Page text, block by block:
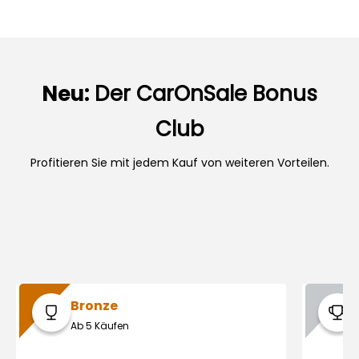
Neu: Der CarOnSale Bonus
Club
Profitieren Sie mit jedem Kauf von weiteren Vorteilen.
Bronze
Ab 5 Käufen